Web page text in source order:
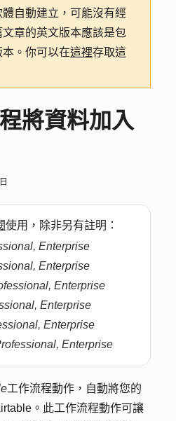
自動建立，可能沒有經
章的英文版本應該是包
。你可以在這裡存取這
將資料加入
使用，除非另有註明：
Enterprise
Enterprise
Enterprise
Enterprise
Enterprise
Enterprise
工作流程動作，自動將您的
。此工作流程動作可讓